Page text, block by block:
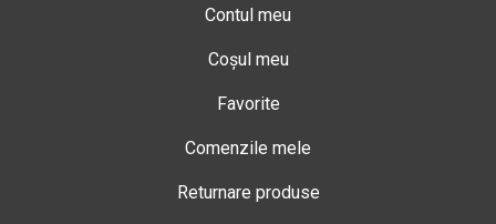
Contul meu
Coșul meu
Favorite
Comenzile mele
Returnare produse